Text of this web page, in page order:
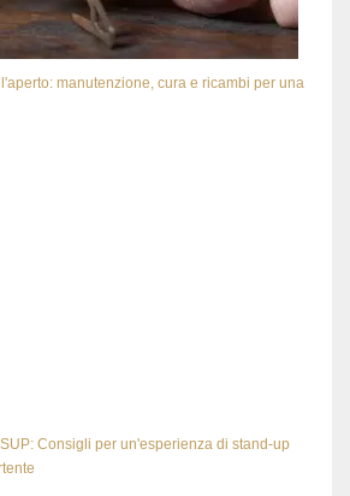
manutenzione, cura e ricambi per una
Consigli per un'esperienza di stand-up